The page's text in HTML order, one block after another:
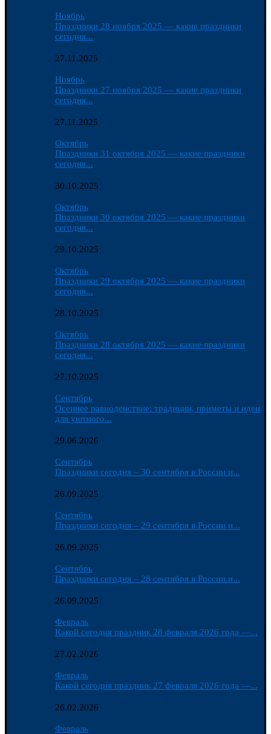
Ноябрь
Праздники 28 ноября 2025 — какие праздники
сегодня...
27.11.2025
Ноябрь
Праздники 27 ноября 2025 — какие праздники
сегодня...
27.11.2025
Октябрь
Праздники 31 октября 2025 — какие праздники
сегодня...
30.10.2025
Октябрь
Праздники 30 октября 2025 — какие праздники
сегодня...
29.10.2025
Октябрь
Праздники 29 октября 2025 — какие праздники
сегодня...
28.10.2025
Октябрь
Праздники 28 октября 2025 — какие праздники
сегодня...
27.10.2025
Сентябрь
Осеннее равноденствие: традиции, приметы и идеи
для уютного...
29.06.2026
Сентябрь
Праздники сегодня – 30 сентября в России и...
26.09.2025
Сентябрь
Праздники сегодня – 29 сентября в России и...
26.09.2025
Сентябрь
Праздники сегодня – 28 сентября в России и...
26.09.2025
Февраль
Какой сегодня праздник 28 февраля 2026 года —...
27.02.2026
Февраль
Какой сегодня праздник 27 февраля 2026 года —...
26.02.2026
Февраль